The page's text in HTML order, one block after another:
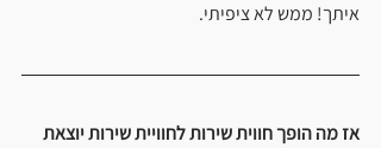
איתך! ממש לא ציפיתי.
אז מה הופך חווית שירות לחוויית שירות יוצאת